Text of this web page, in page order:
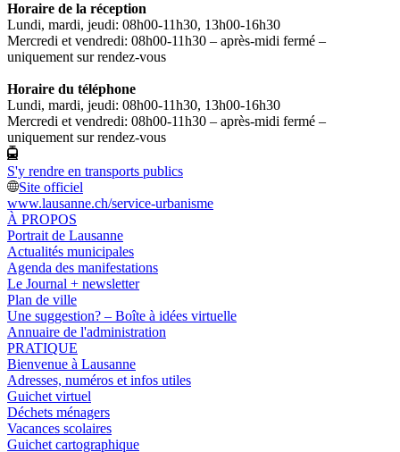
Horaire de la réception
Lundi, mardi, jeudi: 08h00-11h30, 13h00-16h30
Mercredi et vendredi: 08h00-11h30 – après-midi fermé –
uniquement sur rendez-vous
Horaire du téléphone
Lundi, mardi, jeudi: 08h00-11h30, 13h00-16h30
Mercredi et vendredi: 08h00-11h30 – après-midi fermé –
uniquement sur rendez-vous
S'y rendre en transports publics
Site officiel
www.lausanne.ch/service-urbanisme
À PROPOS
Portrait de Lausanne
Actualités municipales
Agenda des manifestations
Le Journal + newsletter
Plan de ville
Une suggestion? – Boîte à idées virtuelle
Annuaire de l'administration
PRATIQUE
Bienvenue à Lausanne
Adresses, numéros et infos utiles
Guichet virtuel
Déchets ménagers
Vacances scolaires
Guichet cartographique